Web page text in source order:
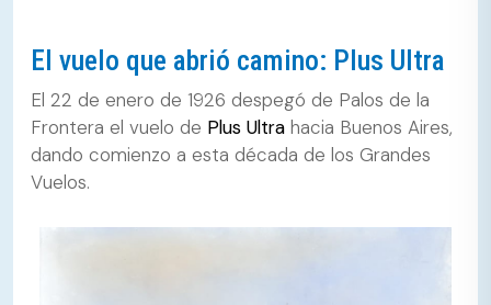
El vuelo que abrió camino: Plus Ultra
El 22 de enero de 1926 despegó de Palos de la
Frontera el vuelo de Plus Ultra hacia Buenos Aires,
dando comienzo a esta década de los Grandes
Vuelos.